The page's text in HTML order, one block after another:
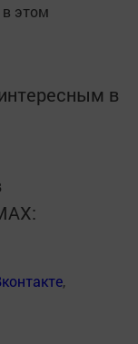
этом
в
,